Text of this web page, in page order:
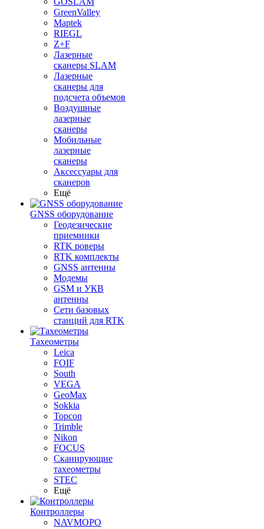
GreenValley
Maptek
RIEGL
Z+F
Лазерные
сканеры SLAM
Лазерные
сканеры для
подсчета объемов
Воздушные
лазерные
сканеры
Мобильные
лазерные
сканеры
Аксессуары для
сканеров
Ещё
GNSS оборудование
Геодезические
приемники
RTK роверы
RTK комплекты
GNSS антенны
Модемы
GSM и УКВ
антенны
Сети базовых
станций для RTK
Тахеометры
Leica
FOIF
South
VEGA
GeoMax
Sokkia
Topcon
Trimble
Nikon
FOCUS
Сканирующие
тахеометры
STEC
Ещё
Контроллеры
NAVMOPO